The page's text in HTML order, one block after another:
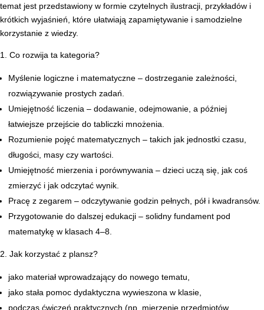
temat jest przedstawiony w formie czytelnych ilustracji, przykładów i
krótkich wyjaśnień, które ułatwiają zapamiętywanie i samodzielne
korzystanie z wiedzy.
1. Co rozwija ta kategoria?
Myślenie logiczne i matematyczne – dostrzeganie zależności,
rozwiązywanie prostych zadań.
Umiejętność liczenia – dodawanie, odejmowanie, a później
łatwiejsze przejście do tabliczki mnożenia.
Rozumienie pojęć matematycznych – takich jak jednostki czasu,
długości, masy czy wartości.
Umiejętność mierzenia i porównywania – dzieci uczą się, jak coś
zmierzyć i jak odczytać wynik.
Pracę z zegarem – odczytywanie godzin pełnych, pół i kwadransów.
Przygotowanie do dalszej edukacji – solidny fundament pod
matematykę w klasach 4–8.
2. Jak korzystać z plansz?
jako materiał wprowadzający do nowego tematu,
jako stała pomoc dydaktyczna wywieszona w klasie,
podczas ćwiczeń praktycznych (np. mierzenie przedmiotów,